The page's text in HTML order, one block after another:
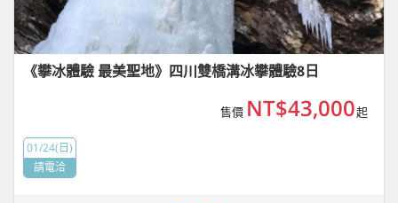
《攀冰體驗 最美聖地》四川雙橋溝冰攀體驗8日
售價 NT$43,000起
01/24(日)
請電洽